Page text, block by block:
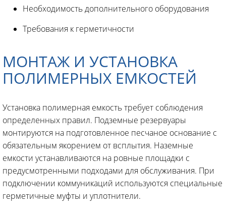
Необходимость дополнительного оборудования
Требования к герметичности
МОНТАЖ И УСТАНОВКА
ПОЛИМЕРНЫХ ЕМКОСТЕЙ
Установка полимерная емкость требует соблюдения
определенных правил. Подземные резервуары
монтируются на подготовленное песчаное основание с
обязательным якорением от всплытия. Наземные
емкости устанавливаются на ровные площадки с
предусмотренными подходами для обслуживания. При
подключении коммуникаций используются специальные
герметичные муфты и уплотнители.